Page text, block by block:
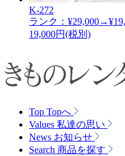
K-272
ランク：
19,000円(税別)
Top Topへ
Values 私達の思い
News お知らせ
Search 商品を探す